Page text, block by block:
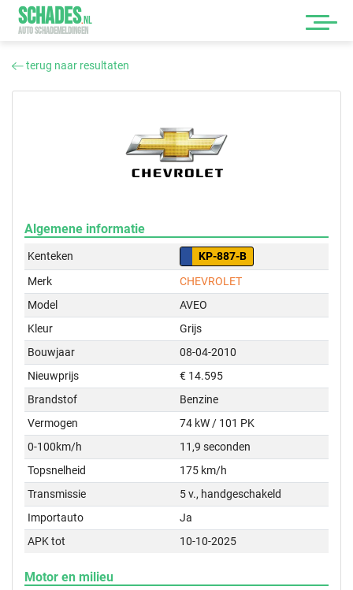
SCHADES.NL
AUTO SCHADEMELDINGEN
terug naar resultaten
Algemene informatie
Kenteken
KP-887-B
Merk
CHEVROLET
Model
AVEO
Kleur
Grijs
Bouwjaar
08-04-2010
Nieuwprijs
€ 14.595
Brandstof
Benzine
Vermogen
74 kW / 101 PK
0-100km/h
11,9 seconden
Topsnelheid
175 km/h
Transmissie
5 v., handgeschakeld
Importauto
Ja
APK tot
10-10-2025
Motor en milieu